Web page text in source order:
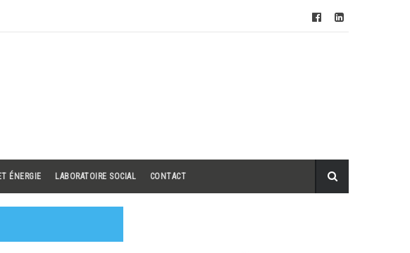
ÉNERGIE LABORATOIRE SOCIAL CONTACT